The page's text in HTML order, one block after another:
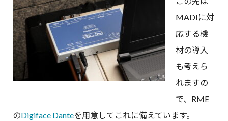
MADIに対
応する機
材の導入
も考えら
れますの
で、RME
のDigiface Danteを用意してこれに備えています。